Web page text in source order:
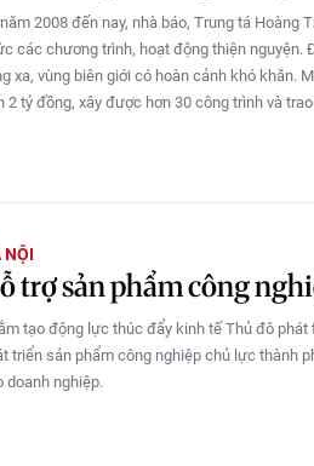
2008 đến nay, nhà báo, Trung tá Hoàng
các chương trình, hoạt động thiện nguyện.
xa, vùng biên giới có hoàn cảnh khó khăn.
2 tỷ đồng, xây được hơn 30 công trình và
NỘI
trợ sản phẩm công
tạo động lực thúc đẩy kinh tế Thủ đô
triển sản phẩm công nghiệp chủ lực thành
doanh nghiệp.